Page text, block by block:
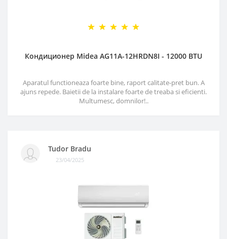
Кондиционер Midea AG11A-12HRDN8I - 12000 BTU
Aparatul functioneaza foarte bine, raport calitate-pret bun. A
ajuns repede. Baietii de la instalare foarte de treaba si eficienti.
Multumesc, domnilor!..
Tudor Bradu
23/04/2025